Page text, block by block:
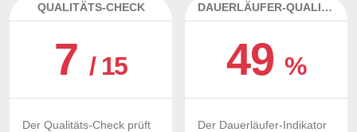
QUALITÄTS-CHECK
7/ 15
Der Qualitäts-Check prüft
DAUERLÄUFER-QUALITÄTEN
49%
Der Dauerläufer-Indikator